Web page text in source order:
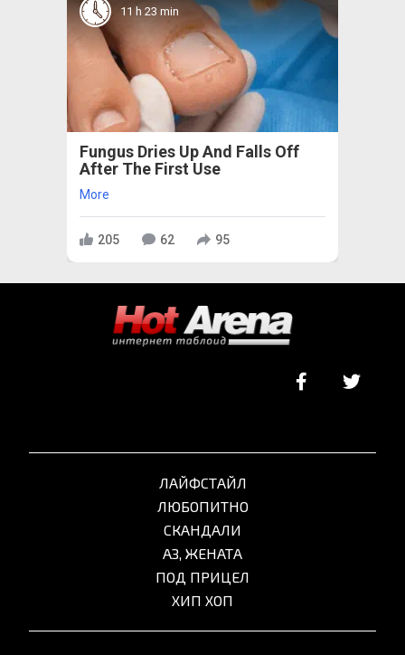
11 h 23 min
Fungus Dries Up And Falls Off
After The First Use
More
205 62 95
ЛАЙФСТАЙЛ
ЛЮБОПИТНО
СКАНДАЛИ
АЗ, ЖЕНАТА
ПОД ПРИЦЕЛ
ХИП ХОП